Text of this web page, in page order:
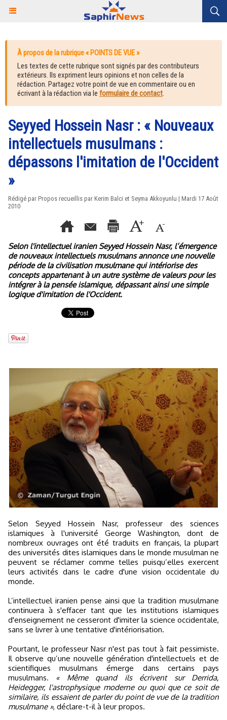
À propos de la rubrique « POINTS DE VUE »
Les textes de cette rubrique sont signés par des contributeurs
extérieurs. Ils expriment leurs opinions et non celles de la
rédaction. Partagez votre point de vue en commentaire ou en
écrivant à la rédaction via le formulaire de contact.
Seyyed Hossein Nasr : « Nouveaux
intellectuels musulmans :
dépassons l'imitation de l'Occident
»
Rédigé par Propos recueillis par Kerim Balci et Seyma Akkoyunlu | Mardi 17 Août
2010
Selon l'intellectuel iranien Seyyed Hossein Nasr, l’émergence
de nouveaux intellectuels musulmans annonce une nouvelle
période de la civilisation musulmane qui intériorise des
concepts appartenant à un autre système de valeurs pour les
intégrer à la pensée islamique, dépassant ainsi une simple
logique d'imitation de l'Occident.
Selon Seyyed Hossein Nasr, professeur des sciences
islamiques à l'université George Washington, dont de
nombreux ouvrages ont été traduits en français, la plupart
des universités dites islamiques dans le monde musulman ne
peuvent se réclamer comme telles puisqu’elles exercent
leurs activités dans le cadre d'une vision occidentale du
monde.
L’intellectuel iranien pense ainsi que la tradition musulmane
continuera à s'effacer tant que les institutions islamiques
d'enseignement ne cesseront d'imiter la science occidentale,
sans se livrer à une tentative d'intériorisation.
Pourtant, le professeur Nasr n'est pas tout à fait pessimiste.
Il observe qu’une nouvelle génération d'intellectuels et de
scientifiques musulmans émerge dans certains pays
musulmans. « Même quand ils écrivent sur Derrida,
Heidegger, l'astrophysique moderne ou quoi que ce soit de
similaire, ils essaient de parler du point de vue de la tradition
musulmane », déclare-t-il à leur propos.